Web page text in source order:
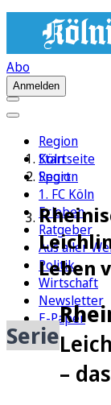
Abo
Anmelden
Region
Köln
Sport
1. FC Köln
Erleben
Ratgeber
Aus aller
Politik
Wirtschaft
Newsletter
E-Paper
Startseite
Region
Leben
Serie
–